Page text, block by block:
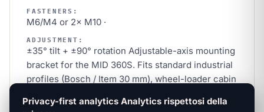
FASTENERS:
M6/M4 or 2× M10 ·
ADJUSTMENT:
±35° tilt + ±90° rotation Adjustable-axis mounting
bracket for the MID 360S. Fits standard industrial
profiles (Bosch / Item 30 mm), wheel-loader cabin
damping inserts.
Privacy-first analytics Analytics rispettosi della